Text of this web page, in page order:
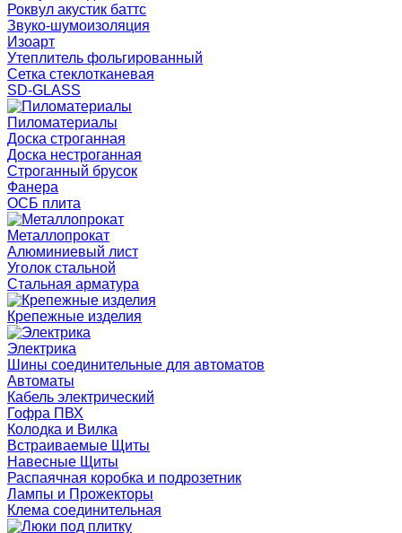
Роквул акустик баттс
Звуко-шумоизоляция
Изоарт
Утеплитель фольгированный
Сетка стеклотканевая
SD-GLASS
Пиломатериалы
Доска строганная
Доска нестроганная
Строганный брусок
Фанера
ОСБ плита
Металлопрокат
Алюминиевый лист
Уголок стальной
Стальная арматура
Крепежные изделия
Электрика
Шины соединительные для автоматов
Автоматы
Кабель электрический
Гофра ПВХ
Колодка и Вилка
Встраиваемые Щиты
Навесные Щиты
Распаячная коробка и подрозетник
Лампы и Прожекторы
Клема соединительная